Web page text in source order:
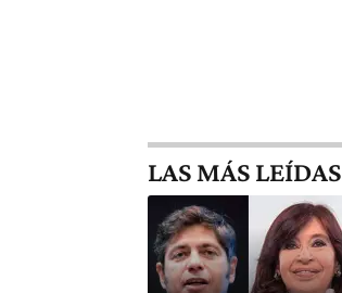
LAS MÁS LEÍDAS